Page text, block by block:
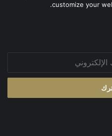
customize your